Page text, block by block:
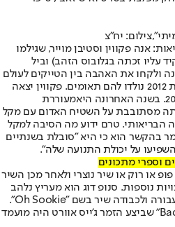
יח"צ
אנה פקווין וסטיבן מוייר, שגילמו
זכתה בגלובוס הזהב) וביל
ולקחו את האהבה בין הטייקים לעולם
האמיתי. בשנת 2010 נישאו ובשנת 2012 נולדו להם תאומים. פקווין יצאה
מעוררת
מסתובבת על השטיח האדום עם מקל
הבריאותי. טרם ידוע מה הסיבה למקל
בהקשר הוא כי היא "סובלת בשנתיים
על יכולת התנועה שלה".
וספרי מתכונים
או רוק או שיר נוצרי ולאחר מכן השיר
נוספות. סנופ דוג הוא מעריץ נלהב
של דמותה של סוקי ואפילו כתב עבורה ולכבודה שיר בשם "Oh Sookie".
שיר הנושא של הסדרה "Bad Things" שביצע הזמר ג'ייס אוורט היה מועמד